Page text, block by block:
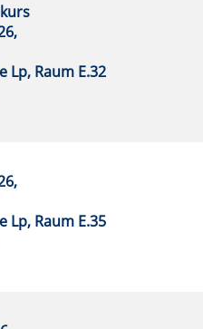
Lp, Raum E.32
Lp, Raum E.35